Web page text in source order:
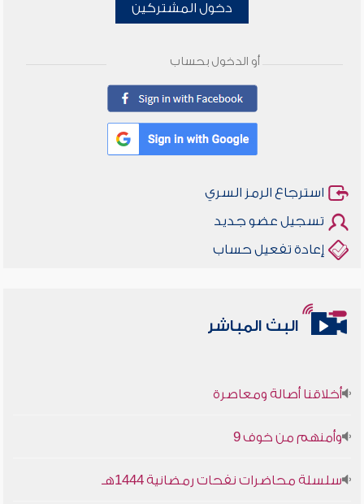
دخول المشتركين
أو الدخول بحساب
استرجاع الرمز السري
تسجيل عضو جديد
إعادة تفعيل حساب
البث المباشر
أخلاقنا أصالة ومعاصرة
وأمنهم من خوف 9
سلسلة محاضرات نفحات رمضانية 1444هـ